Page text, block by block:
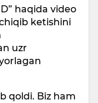
haqida video
ketishini
uzr
qoldi. Biz ham